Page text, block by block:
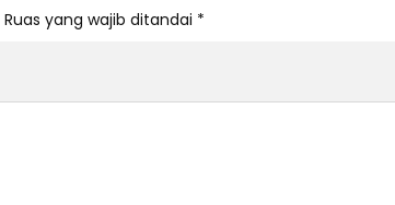
Ruas yang wajib ditandai *